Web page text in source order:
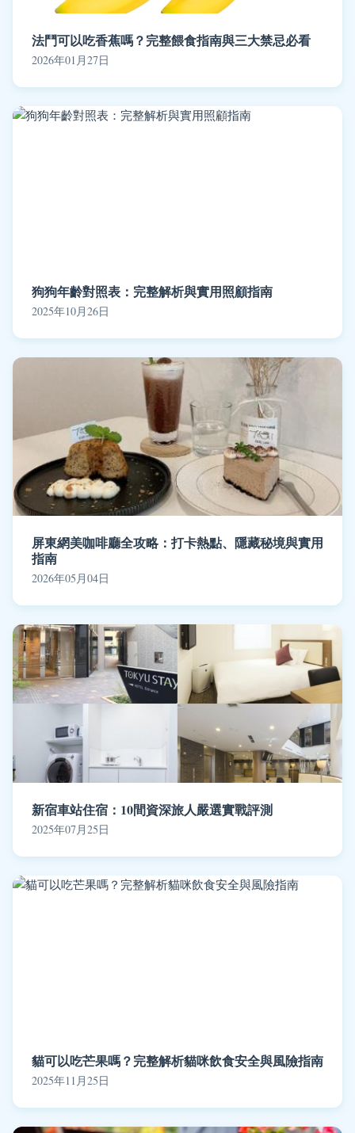
法鬥可以吃香蕉嗎？完整餵食指南與三大禁忌必看
2026年01月27日
狗狗年齡對照表：完整解析與實用照顧指南
2025年10月26日
屏東網美咖啡廳全攻略：打卡熱點、隱藏秘境與實用
指南
2026年05月04日
新宿車站住宿：10間資深旅人嚴選實戰評測
2025年07月25日
貓可以吃芒果嗎？完整解析貓咪飲食安全與風險指南
2025年11月25日